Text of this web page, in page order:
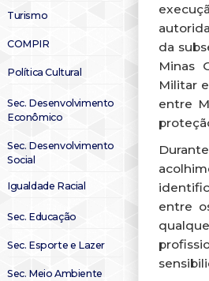
Turismo
COMPIR
Política Cultural
Sec. Desenvolvimento
Econômico
Sec. Desenvolvimento
Social
Igualdade Racial
Sec. Educação
Sec. Esporte e Lazer
Sec. Meio Ambiente
da
Minas
Militar
entre
entre